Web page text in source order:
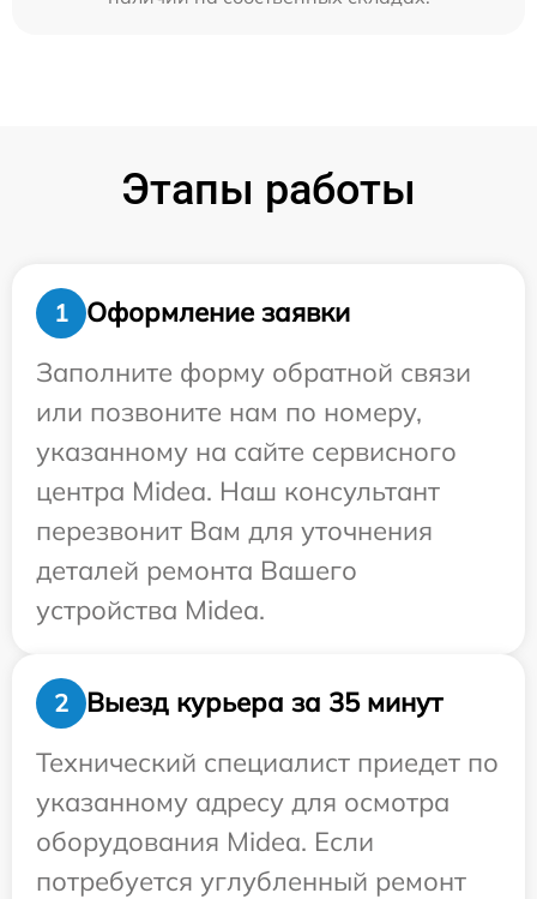
Этапы работы
1
Оформление заявки
Заполните форму обратной связи
или позвоните нам по номеру,
указанному на сайте сервисного
центра Midea. Наш консультант
перезвонит Вам для уточнения
деталей ремонта Вашего
устройства Midea.
2
Выезд курьера за 35 минут
Технический специалист приедет по
указанному адресу для осмотра
оборудования Midea. Если
потребуется углубленный ремонт